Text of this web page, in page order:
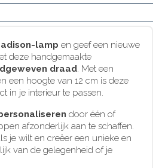
lamp en geef een nieuwe
deze handgemaakte
draad. Met een
een hoogte van 12 cm is deze
in je interieur te passen.
door één of
afzonderlijk aan te schaffen.
je wilt en creëer een unieke en
van de gelegenheid of je